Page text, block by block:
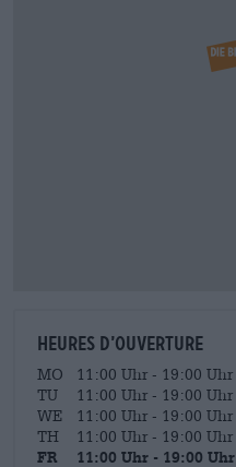
Heures d’ouverture
MO
11:00 Uhr - 19:00 Uhr
TU
11:00 Uhr - 19:00 Uhr
WE
11:00 Uhr - 19:00 Uhr
TH
11:00 Uhr - 19:00 Uhr
FR
11:00 Uhr - 19:00 Uhr